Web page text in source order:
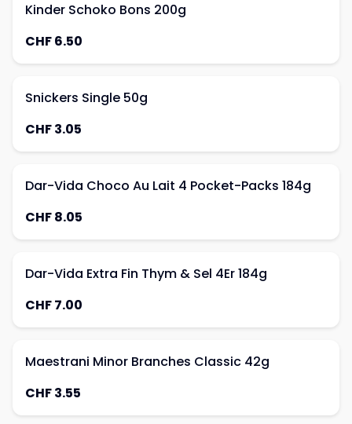
Kinder Schoko Bons 200g
CHF 6.50
Snickers Single 50g
CHF 3.05
Dar-Vida Choco Au Lait 4 Pocket-Packs 184g
CHF 8.05
Dar-Vida Extra Fin Thym & Sel 4Er 184g
CHF 7.00
Maestrani Minor Branches Classic 42g
CHF 3.55